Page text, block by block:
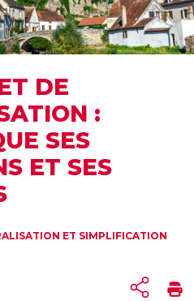
DE
:
SES
ET SES
ET SIMPLIFICATION